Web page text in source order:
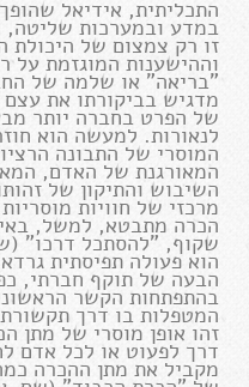
התכליתית, אידיאל
במדע ובמערכות שליטה,
זו רק צמצום של היכולת
וההישענות המוגזמת על
מדגיש בביקורתו את
של הפרט בחברה יותר
לנאורות. למעשה הוא
המוסרי של התבונה
המאורגנת של האדם,
השיבוש והתיקון של
הכרה מתבטא, למשל,
הוא פעולה תפיסתית
הבעה של תוקף חברתי,
בהתפתחות הקשר
זהו אופן מוסרי של מתן
דרך לפעוט או לכל אדם
מקביל את מתן ההכרה